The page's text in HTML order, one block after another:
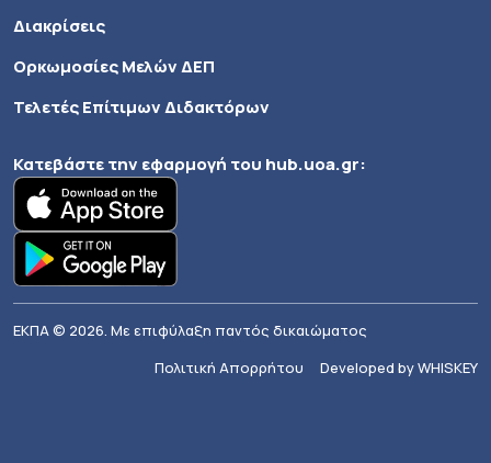
Διακρίσεις
Ορκωμοσίες Μελών ΔΕΠ
Τελετές Επίτιμων Διδακτόρων
Κατεβάστε την εφαρμογή του hub.uoa.gr:
ΕΚΠΑ © 2026. Με επιφύλαξη παντός δικαιώματος
Πολιτική Απορρήτου
Developed by WHISKEY